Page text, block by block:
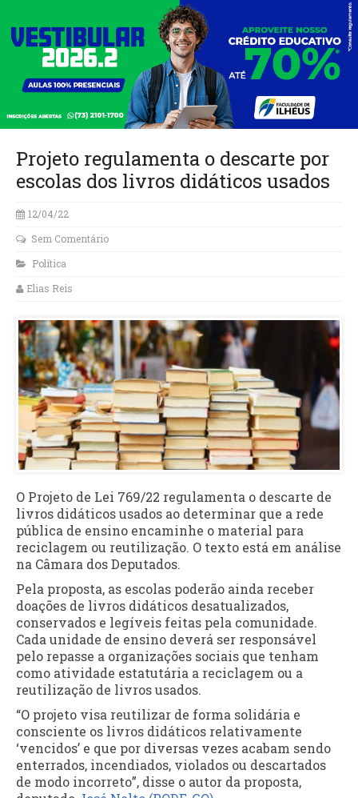
Projeto regulamenta o descarte por
escolas dos livros didáticos usados
12/04/22
Sem Comentário
Política
Elias Reis
O Projeto de Lei 769/22 regulamenta o descarte de
livros didáticos usados ao determinar que a rede
pública de ensino encaminhe o material para
reciclagem ou reutilização. O texto está em análise
na Câmara dos Deputados.
Pela proposta, as escolas poderão ainda receber
doações de livros didáticos desatualizados,
conservados e legíveis feitas pela comunidade.
Cada unidade de ensino deverá ser responsável
pelo repasse a organizações sociais que tenham
como atividade estatutária a reciclagem ou a
reutilização de livros usados.
“O projeto visa reutilizar de forma solidária e
consciente os livros didáticos relativamente
‘vencidos’ e que por diversas vezes acabam sendo
enterrados, incendiados, violados ou descartados
de modo incorreto”, disse o autor da proposta,